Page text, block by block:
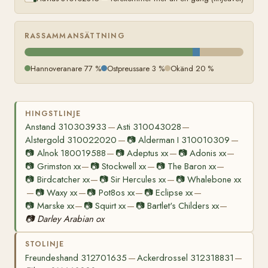
RASSAMMANSÄTTNING
Hannoveranare 77 % Ostpreussare 3 % Okänd 20 %
HINGSTLINJE
Anstand 310303933 —Asti 310043028—
Alstergold 310022020 — 📷Alderman I 310010309 —
📷 Alnok 180019588— 📷Adeptus xx— 📷 Adonis xx—
📷 Grimston xx— 📷Stockwell xx— 📷 The Baron xx—
📷 Birdcatcher xx— 📷Sir Hercules xx— 📷 Whalebone xx
— 📷Waxy xx—📷 Pot8os xx— 📷Eclipse xx—
📷 Marske xx— 📷Squirt xx— 📷 Bartlet's Childers xx—
📷 Darley Arabian ox
STOLINJE
Freundeshand 312701635 —Ackerdrossel 312318831 —